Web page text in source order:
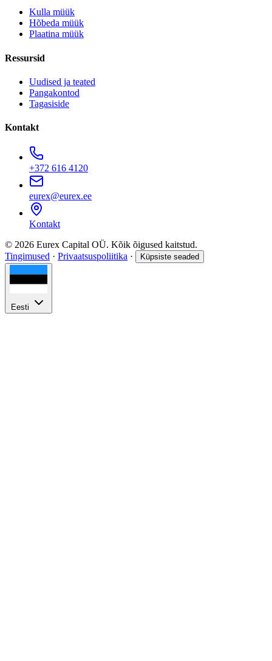
Kulla müük
Hõbeda müük
Plaatina müük
Ressursid
Uudised ja teated
Pangakontod
Tagasiside
Kontakt
+372 616 4120
eurex@eurex.ee
Kontakt
© 2026 Eurex Capital OÜ. Kõik õigused kaitstud.
Tingimused · Privaatsuspoliitika · Küpsiste seaded
Eesti